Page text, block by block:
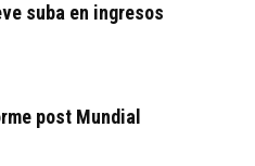
suba en ingresos
post Mundial